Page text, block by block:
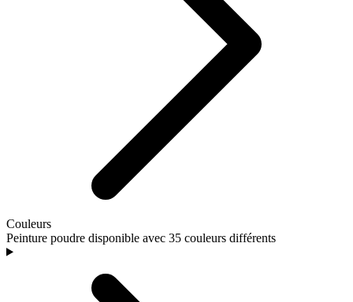
Couleurs
Peinture poudre disponible avec 35 couleurs différents